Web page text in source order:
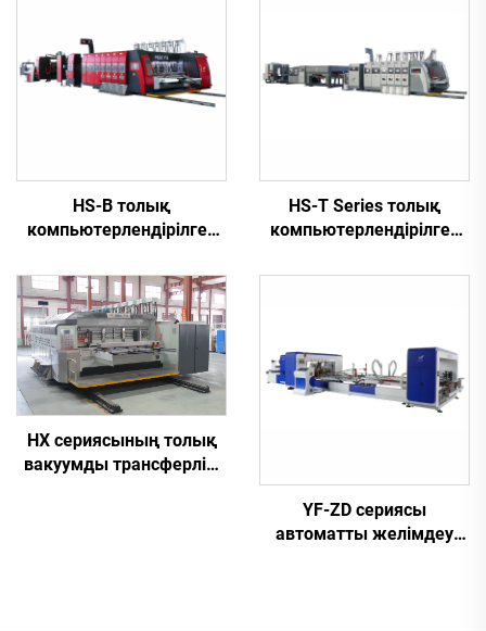
HS-B толық
компьютерлендірілген
жылдамдықта жұмыс
істейтін автоматты
басып шығару және
желімдеу машинасы
HS-T Series толық
компьютерлендірілген
басып шығару, желімдеу
қораптар үшін)
HX сериясының толық
вакуумды трансферлік,
YF-ZD сериясы
автоматты желімдеу